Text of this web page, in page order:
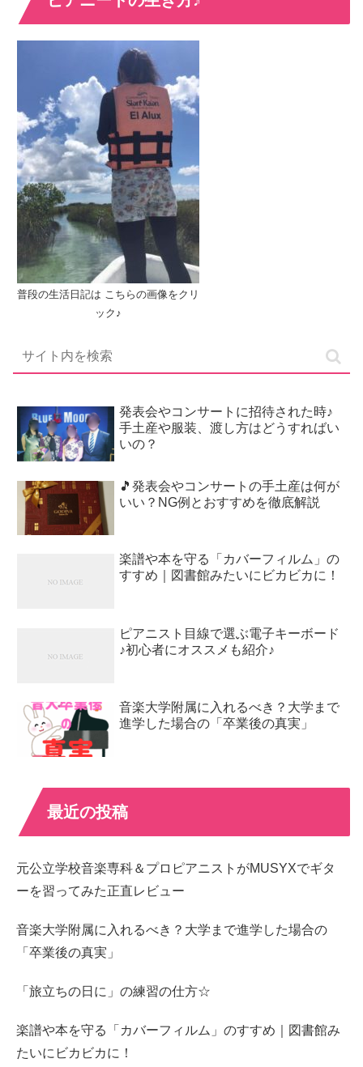
普段の生活日記は こちらの画像をクリ
ック♪
発表会やコンサートに招待された時♪
手土産や服装、渡し方はどうすればい
いの？
🎵発表会やコンサートの手土産は何が
いい？NG例とおすすめを徹底解説
楽譜や本を守る「カバーフィルム」の
すすめ｜図書館みたいにビカビカに！
ピアニスト目線で選ぶ電子キーボード
♪初心者にオススメも紹介♪
音楽大学附属に入れるべき？大学まで
進学した場合の「卒業後の真実」
最近の投稿
元公立学校音楽専科＆プロピアニストがMUSYXでギタ
ーを習ってみた正直レビュー
音楽大学附属に入れるべき？大学まで進学した場合の
「卒業後の真実」
「旅立ちの日に」の練習の仕方☆
楽譜や本を守る「カバーフィルム」のすすめ｜図書館み
たいにビカビカに！